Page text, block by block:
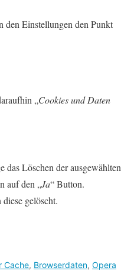
den Einstellungen den Punkt
„Cookies und Daten
das Löschen der ausgewählten
auf den „Ja“ Button.
gelöscht.
Cache, Browserdaten, Opera